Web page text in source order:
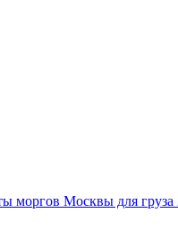
моргов Москвы для груза